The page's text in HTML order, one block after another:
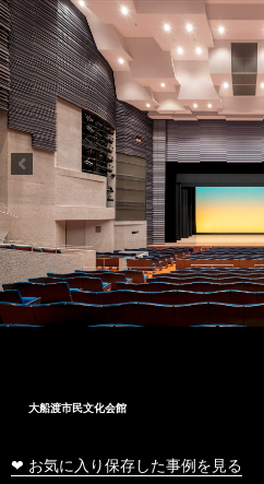
大船渡市民文化会館
❤ お気に入り保存した事例を見る